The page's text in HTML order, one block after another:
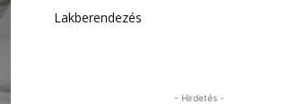
Lakberendezés
- Hirdetés -